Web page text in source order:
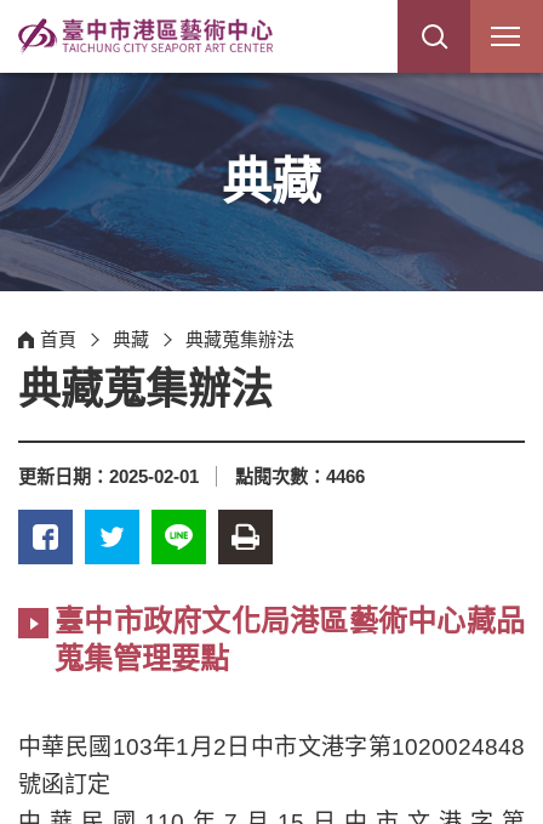
網
站
典藏
首頁 典藏 典藏蒐集辦法
典藏蒐集辦法
更新日期： 2025-02-01 點閱次數： 4466
臺中市政府文化局港區藝術中心藏品
蒐集管理要點
中華民國103年1月2日中市文港字第1020024848
號函訂定